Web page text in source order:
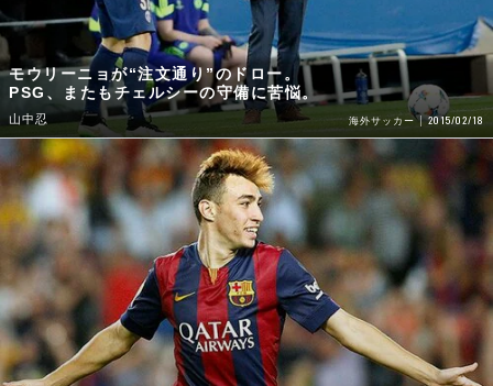
モウリーニョが“注文通り”のドロー。
PSG、またもチェルシーの守備に苦悩。
山中忍 海外サッカー 2015/02/18